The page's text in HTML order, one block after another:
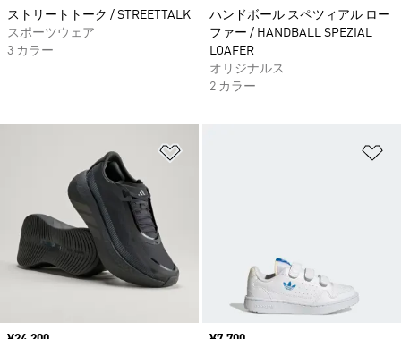
ストリートトーク / STREETTALK
スポーツウェア
3 カラー
ハンドボール スペツィアル ロー
ファー / HANDBALL SPEZIAL
LOAFER
オリジナルス
2 カラー